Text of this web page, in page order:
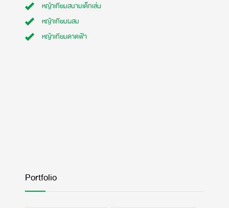
หญ้าเทียมสนามเด็กเล่น
หญ้าเทียมผสม
หญ้าเทียมดาดฟ้า
Portfolio